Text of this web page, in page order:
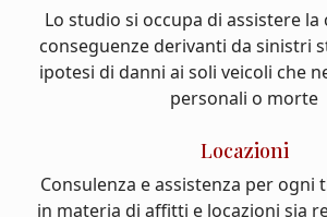
Lo studio si occupa di assistere la
conseguenze derivanti da sinistri
ipotesi di danni ai soli veicoli che
personali o morte
Locazioni
Consulenza e assistenza per ogni
in materia di affitti e locazioni sia